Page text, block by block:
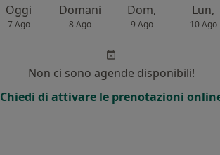
Oggi
7 Ago
Domani
8 Ago
Dom,
9 Ago
Lun,
10 Ago
Non ci sono agende disponibili!
Chiedi di attivare le prenotazioni